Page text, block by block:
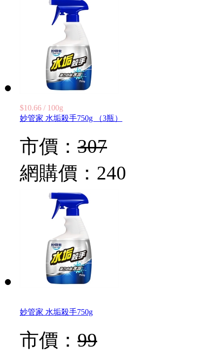
$10.66 / 100g
妙管家 水垢殺手750g （3瓶）
市價： 307
網購價： 240
妙管家 水垢殺手750g
市價： 99